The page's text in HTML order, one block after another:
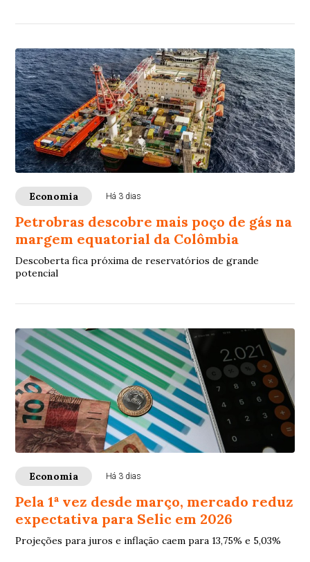
Economia Há 3 dias
Petrobras descobre mais poço de gás na
margem equatorial da Colômbia
Descoberta fica próxima de reservatórios de grande
potencial
Economia Há 3 dias
Pela 1ª vez desde março, mercado reduz
expectativa para Selic em 2026
Projeções para juros e inflação caem para 13,75% e 5,03%